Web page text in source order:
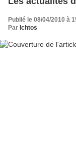
Publié le 08/04/2010 à
Par Ichtos